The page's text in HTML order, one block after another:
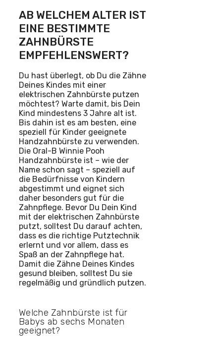
AB WELCHEM ALTER IST
EINE BESTIMMTE
ZAHNBÜRSTE
EMPFEHLENSWERT?
Du hast überlegt, ob Du die Zähne
Deines Kindes mit einer
elektrischen Zahnbürste putzen
möchtest? Warte damit, bis Dein
Kind mindestens 3 Jahre alt ist.
Bis dahin ist es am besten, eine
speziell für Kinder geeignete
Handzahnbürste zu verwenden.
Die Oral-B Winnie Pooh
Handzahnbürste ist – wie der
Name schon sagt – speziell auf
die Bedürfnisse von Kindern
abgestimmt und eignet sich
daher besonders gut für die
Zahnpflege. Bevor Du Dein Kind
mit der elektrischen Zahnbürste
putzt, solltest Du darauf achten,
dass es die richtige Putztechnik
erlernt und vor allem, dass es
Spaß an der Zahnpflege hat.
Damit die Zähne Deines Kindes
gesund bleiben, solltest Du sie
regelmäßig und gründlich putzen.
Welche Zahnbürste ist für
Babys ab sechs Monaten
geeignet?